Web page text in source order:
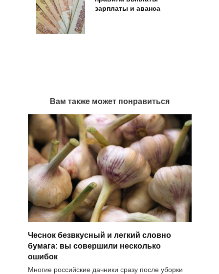
зарплаты и аванса
Вам также может понравиться
Чеснок безвкусный и легкий словно
бумага: вы совершили несколько
ошибок
Многие российские дачники сразу после уборки